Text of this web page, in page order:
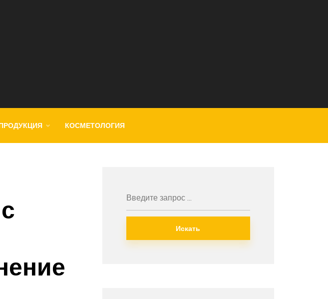
КОСМЕТОЛОГИЯ
Искать